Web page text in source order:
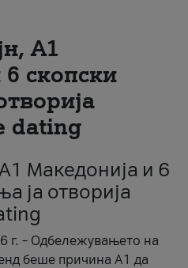
A1
скопски
dating
Македонија и 6
ја отворија
г. – Одбележувањето на
беше причина А1 да